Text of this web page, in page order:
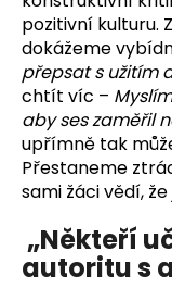
pozitivní kulturu.
dokážeme
přepsat s užitím
chtít víc –
aby ses zaměřil
upřímně tak
Přestaneme
sami žáci vědí,
„Někteří
autoritu s